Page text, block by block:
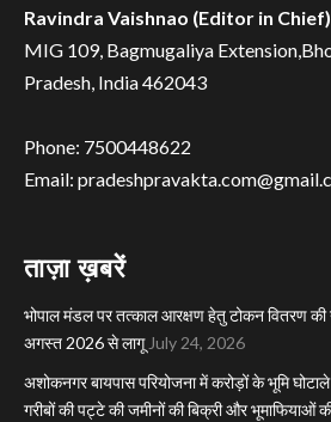
Ravindra Vaishnao (Editor in Chief)
MIG 109, Bagmugaliya
Pradesh, India 462043
Phone: 7500448622
Email:
ताज़ा ख़बरें
भोपाल मंडल पर तत्काल आरक्षण हेतु टोकन वितरण की
अगस्त 2026 से लागू July 24, 2026
अशोकनगर बायपास परियोजना में करोड़ों के भूमि
गरीबों की पट्टे की जमीनों की बिक्री और